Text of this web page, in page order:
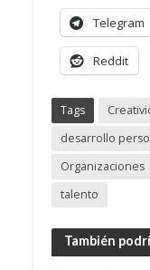
Telegram
Reddit
Tags
desarrollo
Organizaciones
talento
También